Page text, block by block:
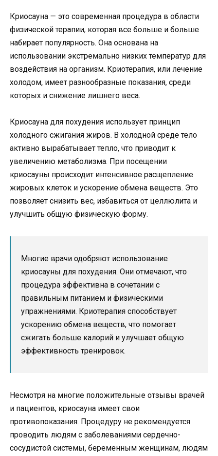
Криосауна — это современная процедура в области
физической терапии, которая все больше и больше
набирает популярность. Она основана на
использовании экстремально низких температур для
воздействия на организм. Криотерапия, или лечение
холодом, имеет разнообразные показания, среди
которых и снижение лишнего веса.
Криосауна для похудения использует принцип
холодного сжигания жиров. В холодной среде тело
активно вырабатывает тепло, что приводит к
увеличению метаболизма. При посещении
криосауны происходит интенсивное расщепление
жировых клеток и ускорение обмена веществ. Это
позволяет снизить вес, избавиться от целлюлита и
улучшить общую физическую форму.
Многие врачи одобряют использование
криосауны для похудения. Они отмечают, что
процедура эффективна в сочетании с
правильным питанием и физическими
упражнениями. Криотерапия способствует
ускорению обмена веществ, что помогает
сжигать больше калорий и улучшает общую
эффективность тренировок.
Несмотря на многие положительные отзывы врачей
и пациентов, криосауна имеет свои
противопоказания. Процедуру не рекомендуется
проводить людям с заболеваниями сердечно-
сосудистой системы, беременным женщинам, людям